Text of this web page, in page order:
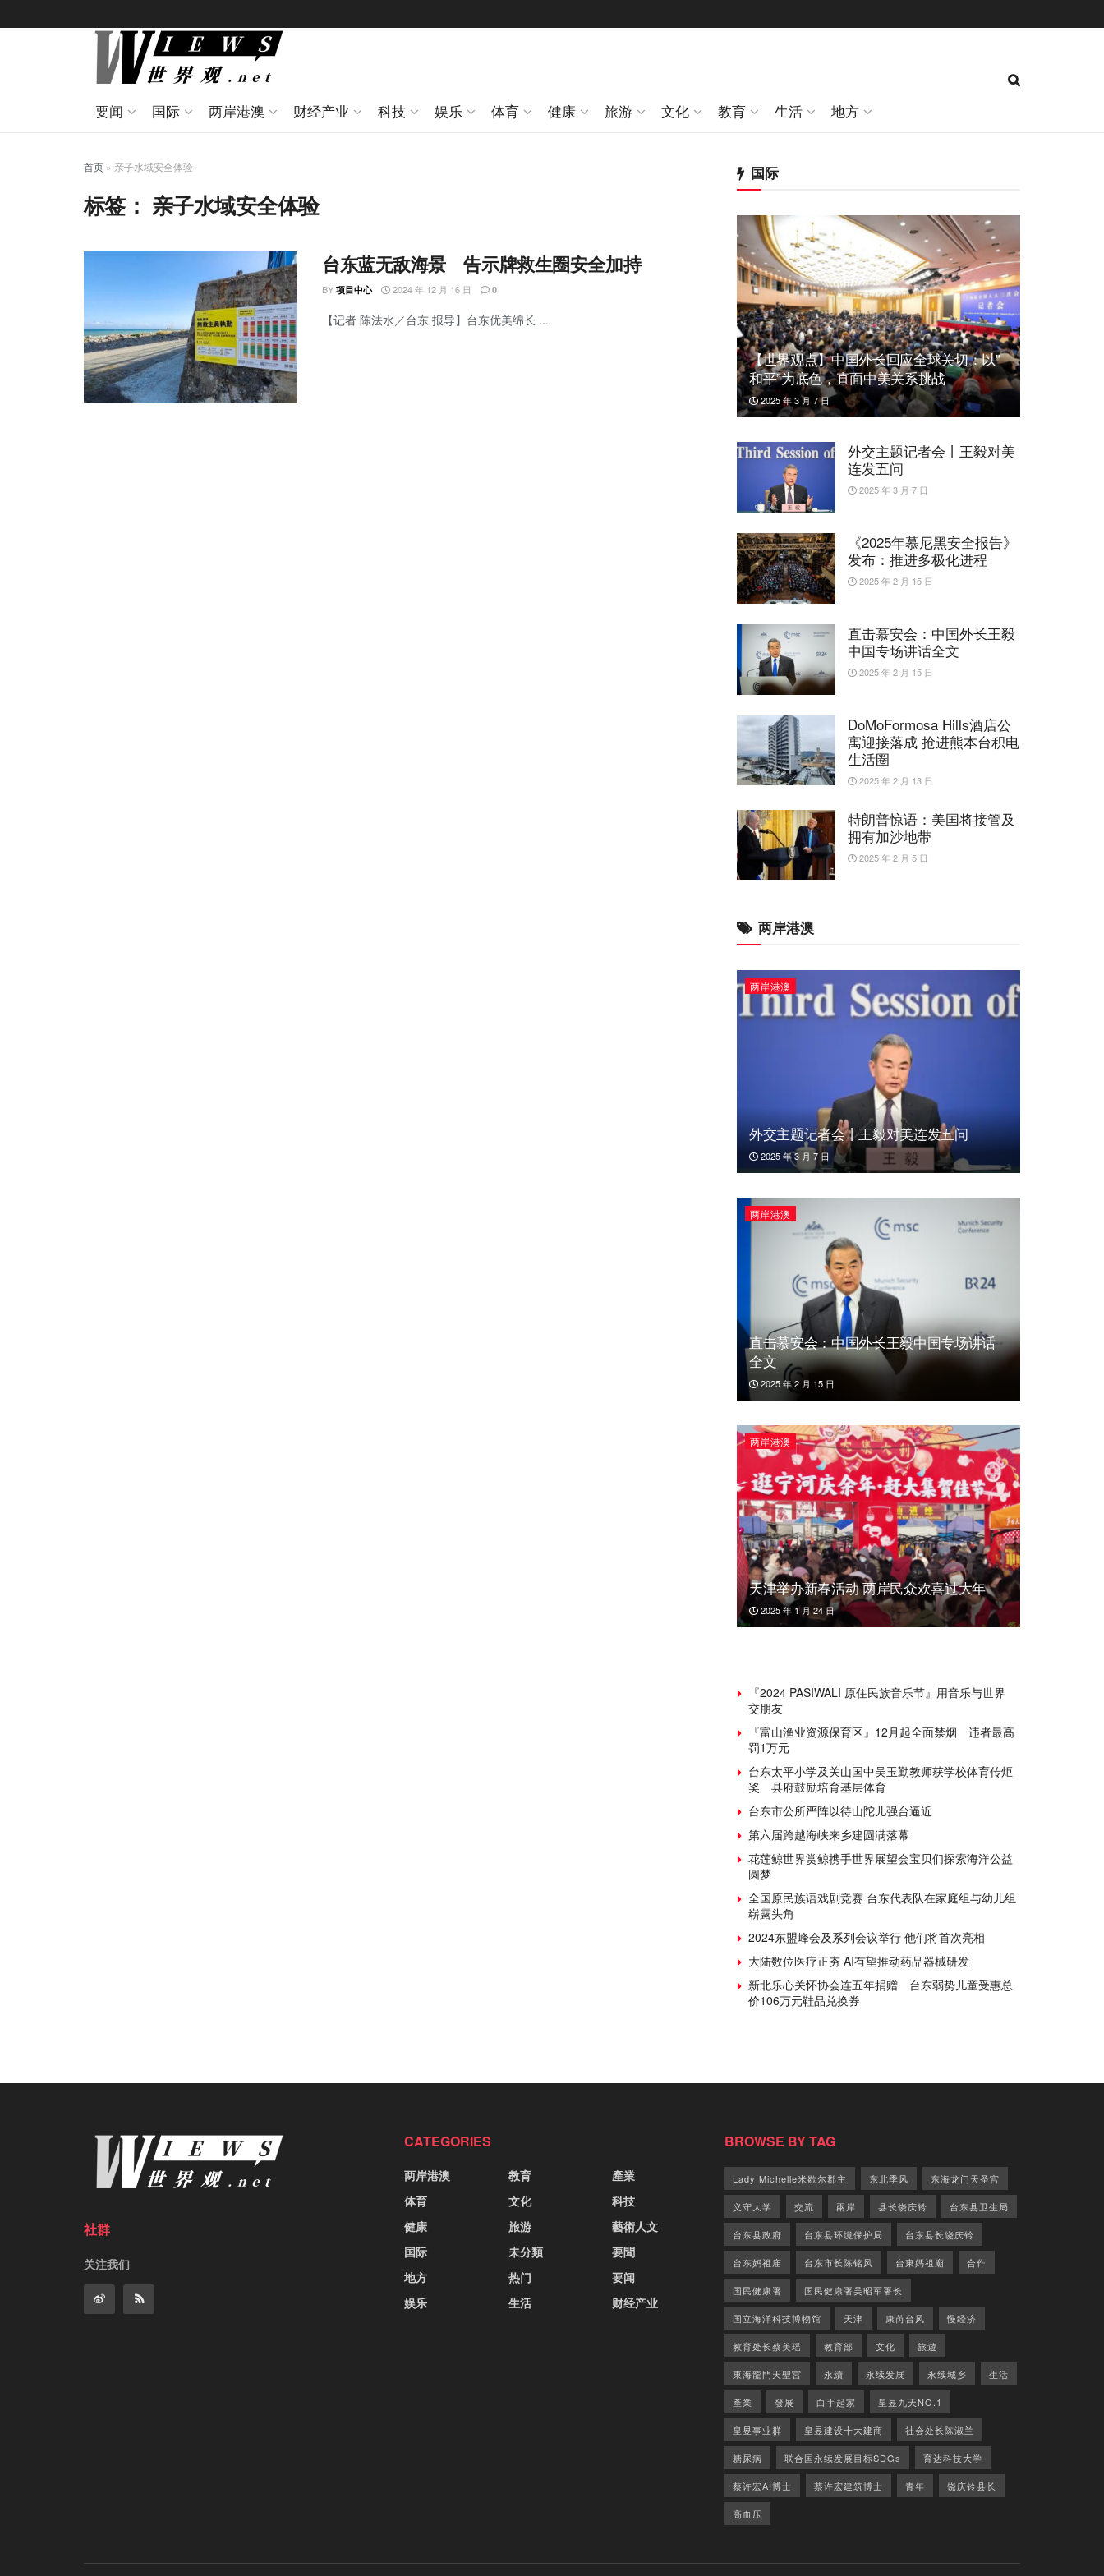
要闻 国际 两岸港澳 财经产业 科技 娱乐 体育 健康 旅游 文化 教育 生活 地方
首页 » 亲子水域安全体验
标签： 亲子水域安全体验
台东蓝无敌海景 告示牌救生圈安全加持
BY 项目中心 2024 年 12 月 16 日 0
【记者 陈法水／台东 报导】台东优美绵长 ...
国际
【世界观点】中国外长回应全球关切：以”
和平”为底色，直面中美关系挑战
2025 年 3 月 7 日
外交主题记者会丨王毅对美
连发五问
2025 年 3 月 7 日
《2025年慕尼黑安全报告》
发布：推进多极化进程
2025 年 2 月 15 日
直击慕安会：中国外长王毅
中国专场讲话全文
2025 年 2 月 15 日
DoMoFormosa Hills酒店公
寓迎接落成 抢进熊本台积电
生活圈
2025 年 2 月 13 日
特朗普惊语：美国将接管及
拥有加沙地带
2025 年 2 月 5 日
两岸港澳
两岸港澳
外交主题记者会丨王毅对美连发五问
2025 年 3 月 7 日
两岸港澳
直击慕安会：中国外长王毅中国专场讲话
全文
2025 年 2 月 15 日
两岸港澳
天津举办新春活动 两岸民众欢喜过大年
2025 年 1 月 24 日
『2024 PASIWALI 原住民族音乐节』用音乐与世界
交朋友
『富山渔业资源保育区』12月起全面禁烟 违者最高
罚1万元
台东太平小学及关山国中吴玉勤教师获学校体育传炬
奖 县府鼓励培育基层体育
台东市公所严阵以待山陀儿强台逼近
第六届跨越海峡来乡建圆满落幕
花莲鲸世界赏鲸携手世界展望会宝贝们探索海洋公益
圆梦
全国原民族语戏剧竞赛 台东代表队在家庭组与幼儿组
崭露头角
2024东盟峰会及系列会议举行 他们将首次亮相
大陆数位医疗正夯 AI有望推动药品器械研发
新北乐心关怀协会连五年捐赠 台东弱势儿童受惠总
价106万元鞋品兑换券
社群
关注我们
CATEGORIES
两岸港澳
体育
健康
国际
地方
娱乐
教育
文化
旅游
未分類
热门
生活
產業
科技
藝術人文
要聞
要闻
财经产业
BROWSE BY TAG
Lady Michelle米歇尔郡主 东北季风 东海龙门天圣宫
义守大学 交流 兩岸 县长饶庆铃 台东县卫生局
台东县政府 台东县环境保护局 台东县长饶庆铃
台东妈祖庙 台东市长陈铭风 台東媽祖廟 合作
国民健康署 国民健康署吴昭军署长
国立海洋科技博物馆 天津 康芮台风 慢经济
教育处长蔡美瑶 教育部 文化 旅遊
東海龍門天聖宮 永續 永续发展 永续城乡 生活
產業 發展 白手起家 皇昱九天NO.1
皇昱事业群 皇昱建设十大建商 社会处长陈淑兰
糖尿病 联合国永续发展目标SDGs 育达科技大学
蔡许宏AI博士 蔡许宏建筑博士 青年 饶庆铃县长
高血压